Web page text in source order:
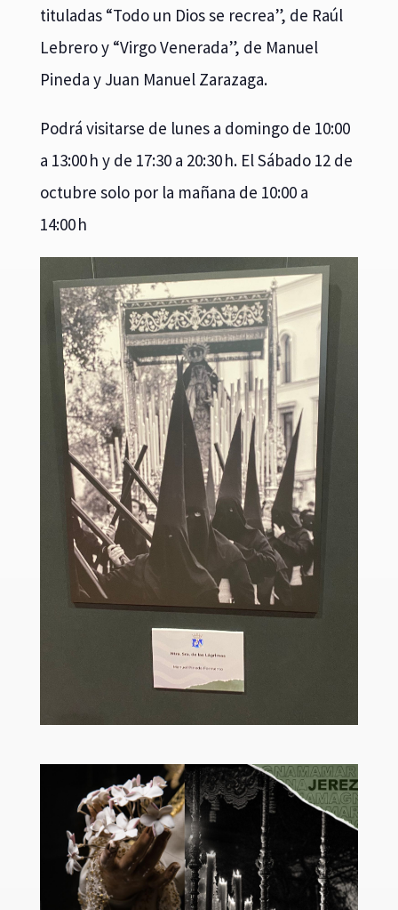
tituladas “Todo un Dios se recrea”, de Raúl
Lebrero y “Virgo Venerada”, de Manuel
Pineda y Juan Manuel Zarazaga.
Podrá visitarse de lunes a domingo de 10:00
a 13:00 h y de 17:30 a 20:30 h. El Sábado 12 de
octubre solo por la mañana de 10:00 a
14:00 h